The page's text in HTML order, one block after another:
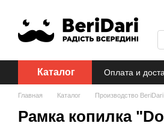
Каталог Оплата и
Главная Каталог Производство BeriDari
Рамка копилка